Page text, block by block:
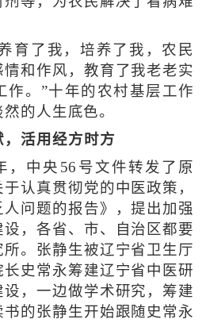
育了我，培养了我，农民
和作风，教育了我老老实
作。”十年的农村基层工作
的人生底色。
，活用经方时方
，中央56号文件转发了原
认真贯彻党的中医政策，
问题的报告》，提出加强
，各省、市、自治区都要
。张静生被辽宁省卫生厅
史常永筹建辽宁省中医研
，一边做学术研究，筹建
的张静生开始跟随史常永